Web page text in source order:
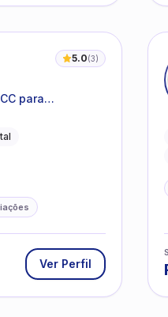
5.0(3)
para
autonomia
Ver Perfil